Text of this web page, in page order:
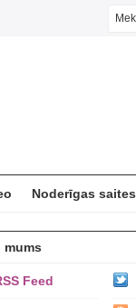
Noderīgas saites
mums
Feed